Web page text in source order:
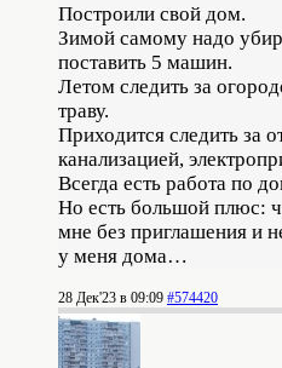
Построили свой дом.
Зимой самому надо
поставить 5 машин.
Летом следить за
траву.
Приходится следить за
канализацией,
Всегда есть работа по
Но есть большой плюс:
мне без приглашения и
у меня дома…
28 Дек'23 в 09:09 #574420